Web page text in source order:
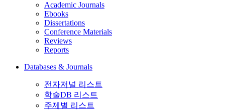
Academic Journals
Ebooks
Dissertations
Conference Materials
Reviews
Reports
Databases & Journals
전자저널 리스트
학술DB 리스트
주제별 리스트